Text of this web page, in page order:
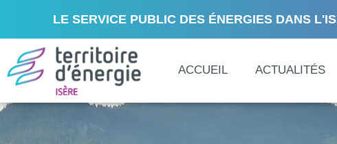
LE SERVICE PUBLIC DES ÉNERGIES DANS
ACCUEIL ACTUALITÉS